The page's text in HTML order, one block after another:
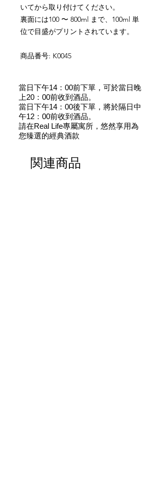
いてから取り付けてください。
裏面には100 〜 800ml まで、100ml 単
位で目盛がプリントされています。
商品番号: K0045
當日下午14：00前下單，可於當日晚
上20：00前收到酒品。
當日下午14：00後下單，將於隔日中
午12：00前收到酒品。
請在Real Life專屬寓所，悠然享用為
您臻選的經典酒款
関連商品